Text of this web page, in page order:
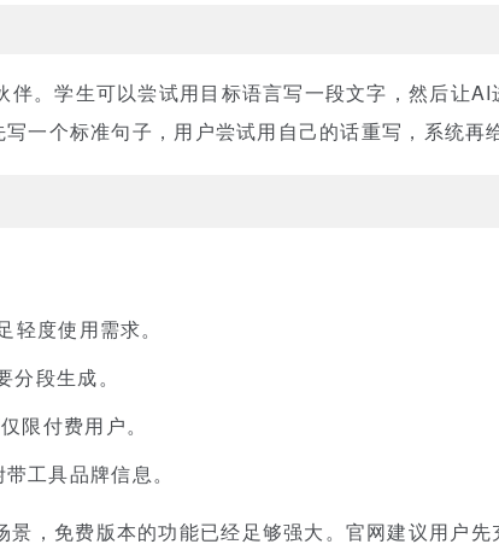
。学生可以尝试用目标语言写一段文字，然后让AI
一个标准句子，用户尝试用自己的话重写，系统再
轻度使用需求。
段生成。
限付费用户。
工具品牌信息。
，免费版本的功能已经足够强大。官网建议用户先